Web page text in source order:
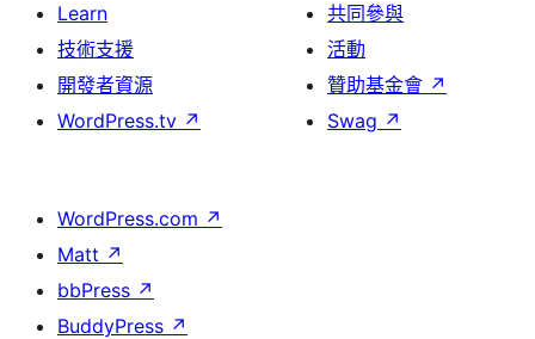
Learn
技術支援
開發者資源
WordPress.tv ↗
共同參與
活動
贊助基金會 ↗
Swag ↗
WordPress.com ↗
Matt ↗
bbPress ↗
BuddyPress ↗